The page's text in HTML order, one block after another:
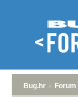
Bug.hr » Forum